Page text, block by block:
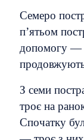
Семеро
п’ятьом
допомогу —
продовжують
З семи
троє на
Спочатку